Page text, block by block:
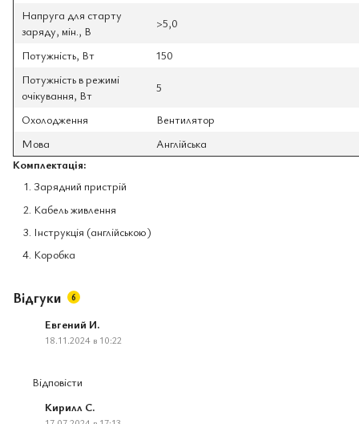
Напруга для старту
заряду, мін., В
>5,0
Потужність, Вт
150
Потужність в режимі
очікування, Вт
5
Охолодження
Вентилятор
Мова
Англійська
Комплектація:
Зарядний пристрій
Кабель живлення
Інструкція (англійською)
Коробка
Відгуки 6
Евгений И.
18.11.2024 в 10:22
Відповісти
Кирилл С.